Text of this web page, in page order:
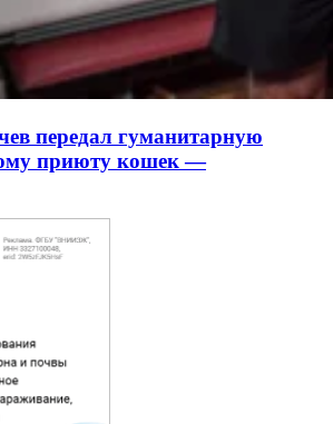
передал гуманитарную
приюту кошек —